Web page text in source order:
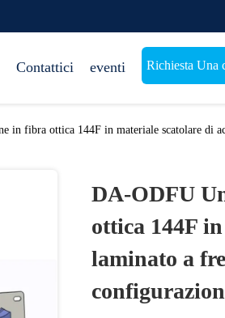
Contattici eventi Richiesta Una
in fibra ottica 144F in materiale scatolare di
DA-ODFU
ottica 144F
laminato a